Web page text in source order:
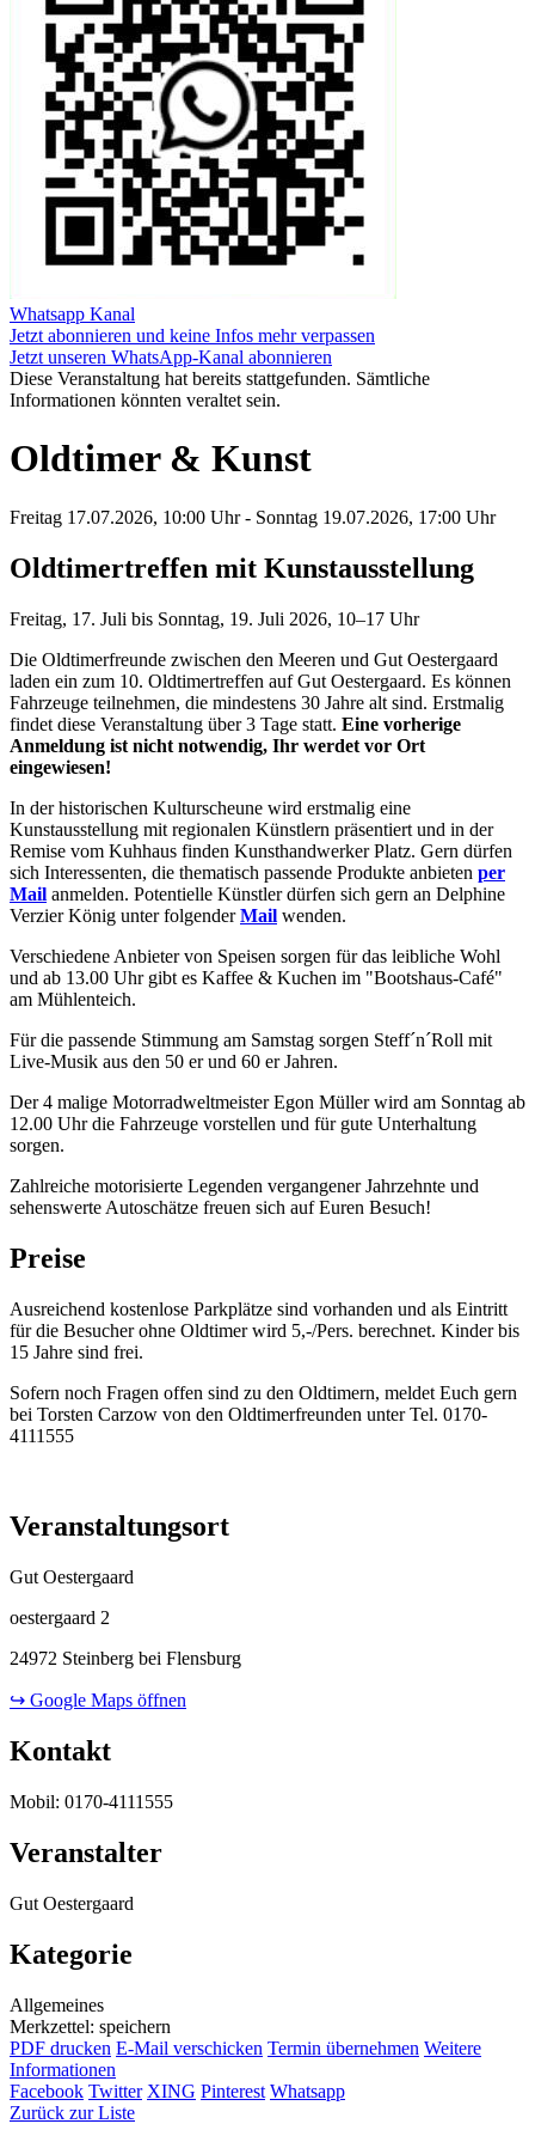
Whatsapp Kanal
Jetzt abonnieren und keine Infos mehr verpassen
Jetzt unseren WhatsApp-Kanal abonnieren
Diese Veranstaltung hat bereits stattgefunden. Sämtliche
Informationen könnten veraltet sein.
Oldtimer & Kunst
Freitag 17.07.2026, 10:00 Uhr - Sonntag 19.07.2026, 17:00 Uhr
Oldtimertreffen mit Kunstausstellung
Freitag, 17. Juli bis Sonntag, 19. Juli 2026, 10–17 Uhr
Die Oldtimerfreunde zwischen den Meeren und Gut Oestergaard
laden ein zum 10. Oldtimertreffen auf Gut Oestergaard. Es können
Fahrzeuge teilnehmen, die mindestens 30 Jahre alt sind. Erstmalig
findet diese Veranstaltung über 3 Tage statt. Eine vorherige
Anmeldung ist nicht notwendig, Ihr werdet vor Ort
eingewiesen!
In der historischen Kulturscheune wird erstmalig eine
Kunstausstellung mit regionalen Künstlern präsentiert und in der
Remise vom Kuhhaus finden Kunsthandwerker Platz. Gern dürfen
sich Interessenten, die thematisch passende Produkte anbieten per
Mail anmelden. Potentielle Künstler dürfen sich gern an Delphine
Verzier König unter folgenderMail wenden.
Verschiedene Anbieter von Speisen sorgen für das leibliche Wohl
und ab 13.00 Uhr gibt es Kaffee & Kuchen im "Bootshaus-Café"
am Mühlenteich.
Für die passende Stimmung am Samstag sorgen Steff´n´Roll mit
Live-Musik aus den 50 er und 60 er Jahren.
Der 4 malige Motorradweltmeister Egon Müller wird am Sonntag ab
12.00 Uhr die Fahrzeuge vorstellen und für gute Unterhaltung
sorgen.
Zahlreiche motorisierte Legenden vergangener Jahrzehnte und
sehenswerte Autoschätze freuen sich auf Euren Besuch!
Preise
Ausreichend kostenlose Parkplätze sind vorhanden und als Eintritt
für die Besucher ohne Oldtimer wird 5,-/Pers. berechnet. Kinder bis
15 Jahre sind frei.
Sofern noch Fragen offen sind zu den Oldtimern, meldet Euch gern
bei Torsten Carzow von den Oldtimerfreunden unter Tel. 0170-
4111555
Veranstaltungsort
Gut Oestergaard
oestergaard 2
24972 Steinberg bei Flensburg
↪ Google Maps öffnen
Kontakt
Mobil: 0170-4111555
Veranstalter
Gut Oestergaard
Kategorie
Allgemeines
Merkzettel: speichern
PDF drucken E-Mail verschicken Termin übernehmen Weitere
Informationen
Facebook Twitter XING Pinterest Whatsapp
Zurück zur Liste